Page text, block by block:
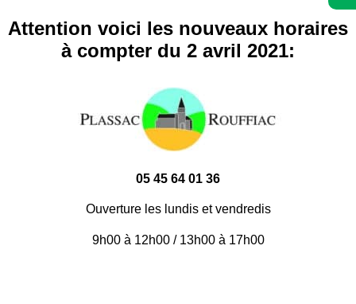
Attention voici les nouveaux horaires
à compter du 2 avril 2021:
05 45 64 01 36
Ouverture les lundis et vendredis
9h00 à 12h00 / 13h00 à 17h00